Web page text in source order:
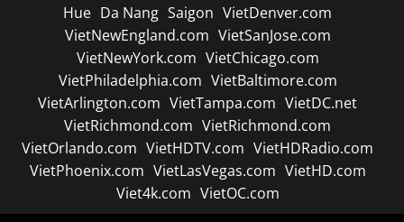
Hue Da Nang Saigon VietDenver.com
VietNewEngland.com VietSanJose.com
VietNewYork.com VietChicago.com
VietPhiladelphia.com VietBaltimore.com
VietArlington.com VietTampa.com VietDC.net
VietRichmond.com VietRichmond.com
VietOrlando.com VietHDTV.com VietHDRadio.com
VietPhoenix.com VietLasVegas.com VietHD.com
Viet4k.com VietOC.com